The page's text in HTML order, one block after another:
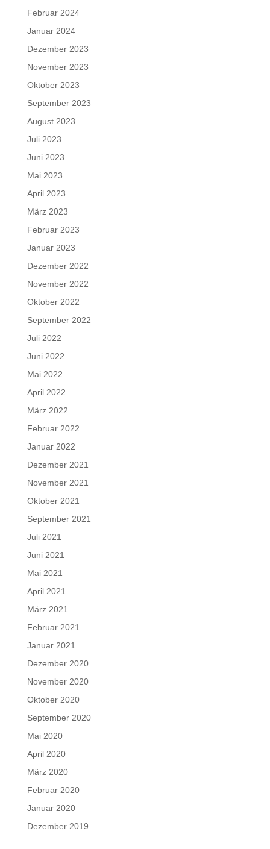
Februar 2024
Januar 2024
Dezember 2023
November 2023
Oktober 2023
September 2023
August 2023
Juli 2023
Juni 2023
Mai 2023
April 2023
März 2023
Februar 2023
Januar 2023
Dezember 2022
November 2022
Oktober 2022
September 2022
Juli 2022
Juni 2022
Mai 2022
April 2022
März 2022
Februar 2022
Januar 2022
Dezember 2021
November 2021
Oktober 2021
September 2021
Juli 2021
Juni 2021
Mai 2021
April 2021
März 2021
Februar 2021
Januar 2021
Dezember 2020
November 2020
Oktober 2020
September 2020
Mai 2020
April 2020
März 2020
Februar 2020
Januar 2020
Dezember 2019